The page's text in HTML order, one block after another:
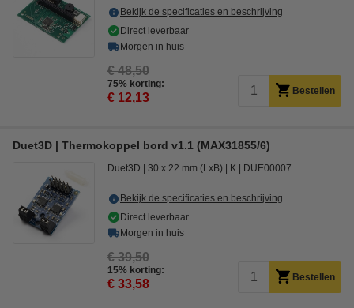
Bekijk de specificaties en beschrijving
Direct leverbaar
Morgen in huis
€ 48,50
75% korting:
€ 12,13 Bestellen
Duet3D | Thermokoppel bord v1.1 (MAX31855/6)
Duet3D 30 x 22 mm (LxB) K DUE00007
Bekijk de specificaties en beschrijving
Direct leverbaar
Morgen in huis
€ 39,50
15% korting:
€ 33,58 Bestellen